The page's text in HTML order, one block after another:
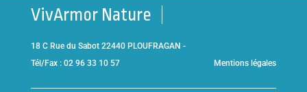
VivArmor Nature
18 C Rue du Sabot 22440 PLOUFRAGAN -
Tél/Fax : 02 96 33 10 57
Mentions légales